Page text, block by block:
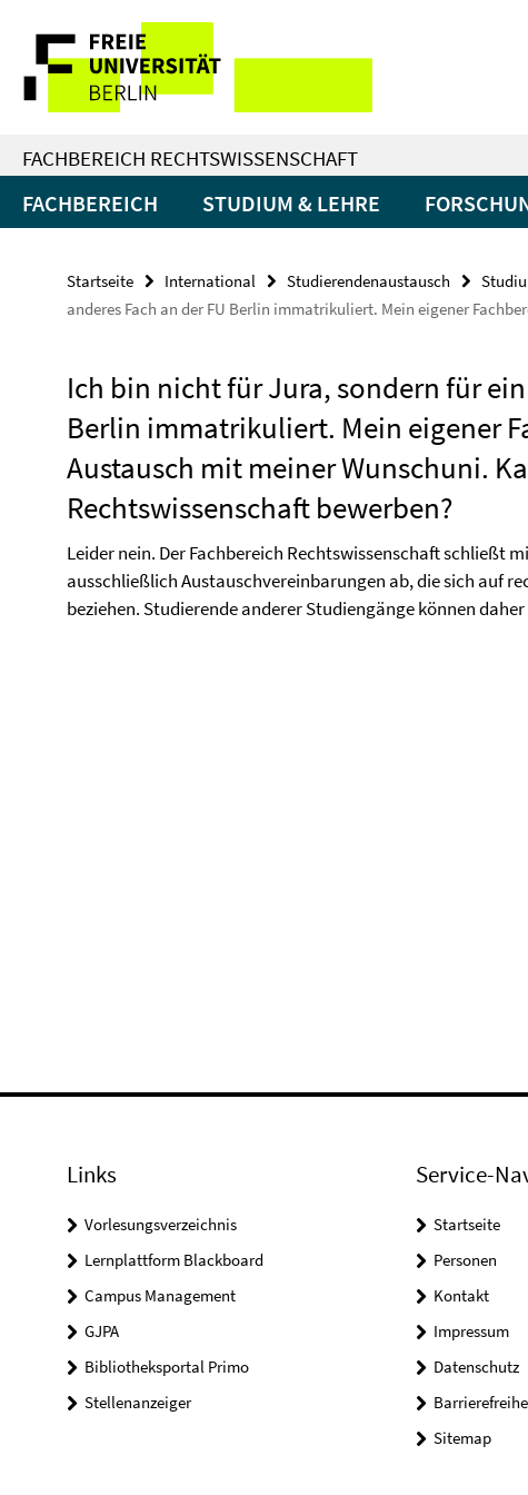
direkt
Inhalt
Service-
Navigation
FACHBEREICH RECHTSWISSENSCHAFT
FACHBEREICH STUDIUM & LEHRE
Startseite International Studierendenaustausch
anderes Fach an der FU Berlin immatrikuliert. Mein eigener
Ich bin nicht für Jura, sondern für ein
Berlin immatrikuliert. Mein eigener
Austausch mit meiner Wunschuni.
Rechtswissenschaft bewerben?
Leider nein. Der Fachbereich Rechtswissenschaft schließt
ausschließlich Austauschvereinbarungen ab, die sich auf
beziehen. Studierende anderer Studiengänge können
Links
Vorlesungsverzeichnis
Lernplattform Blackboard
Campus Management
GJPA
Bibliotheksportal Primo
Stellenanzeiger
Service-
Startseite
Personen
Kontakt
Impressum
Datenschutz
Sitemap